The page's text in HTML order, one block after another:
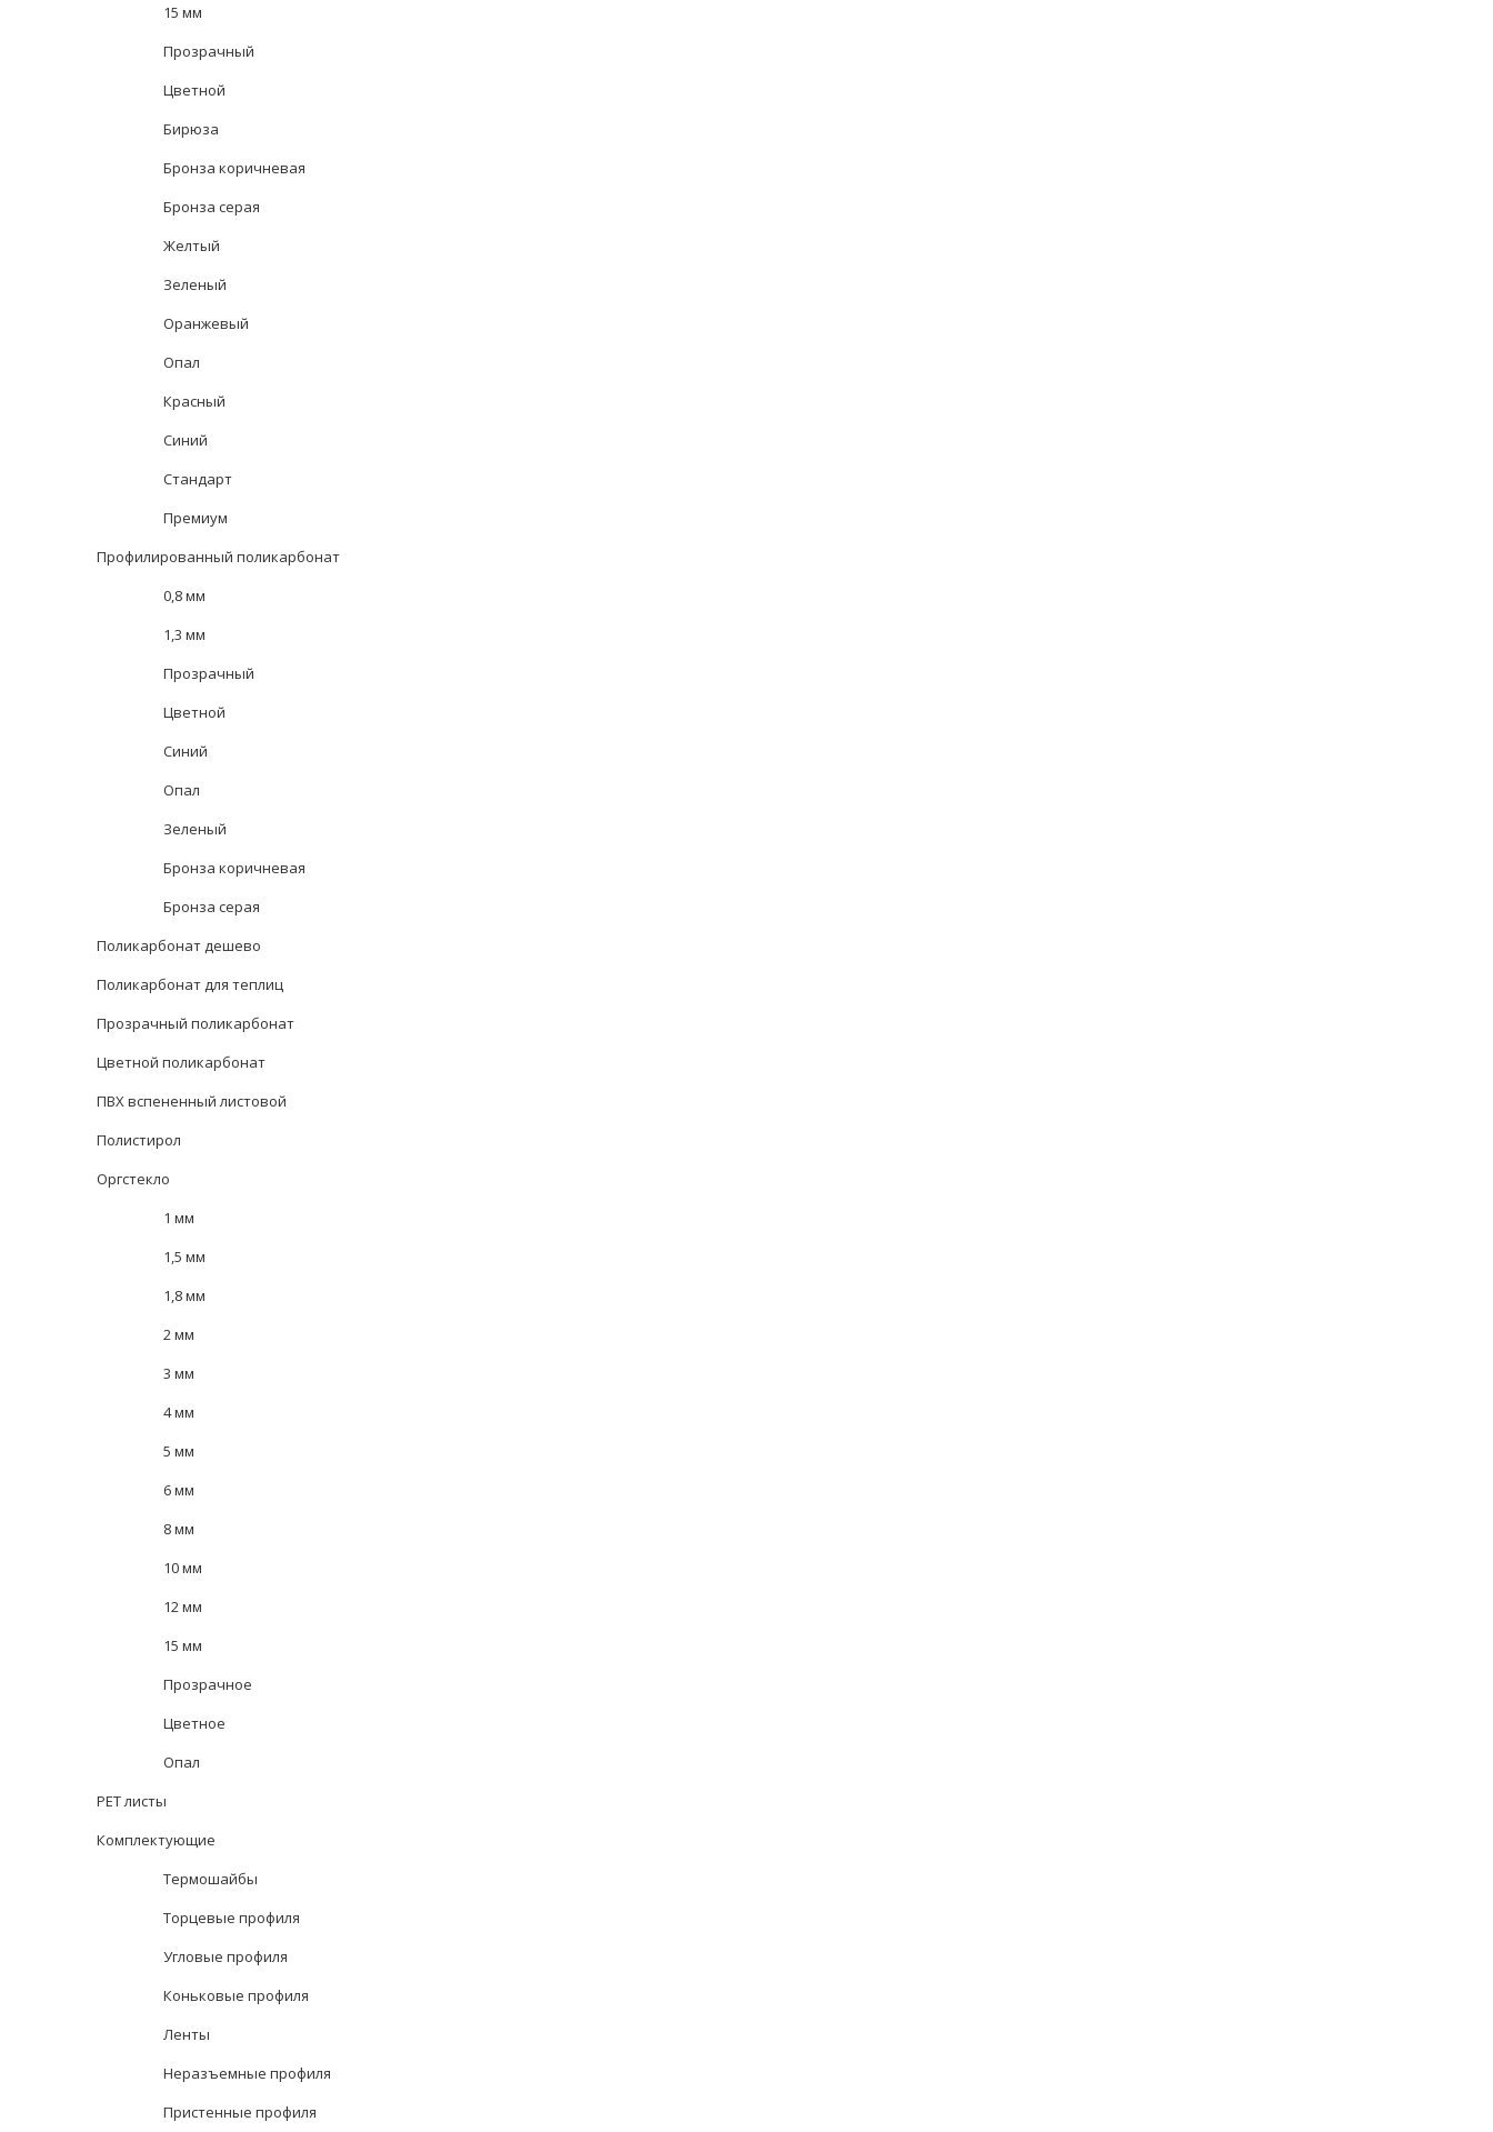
15 мм
Прозрачный
Цветной
Бирюза
Бронза коричневая
Бронза серая
Желтый
Зеленый
Оранжевый
Опал
Красный
Синий
Стандарт
Премиум
Профилированный поликарбонат
0,8 мм
1,3 мм
Прозрачный
Цветной
Синий
Опал
Зеленый
Бронза коричневая
Бронза серая
Поликарбонат дешево
Поликарбонат для теплиц
Прозрачный поликарбонат
Цветной поликарбонат
ПВХ вспененный листовой
Полистирол
Оргстекло
1 мм
1,5 мм
1,8 мм
2 мм
3 мм
4 мм
5 мм
6 мм
8 мм
10 мм
12 мм
15 мм
Прозрачное
Цветное
Опал
PET листы
Комплектующие
Термошайбы
Торцевые профиля
Угловые профиля
Коньковые профиля
Ленты
Неразъемные профиля
Пристенные профиля